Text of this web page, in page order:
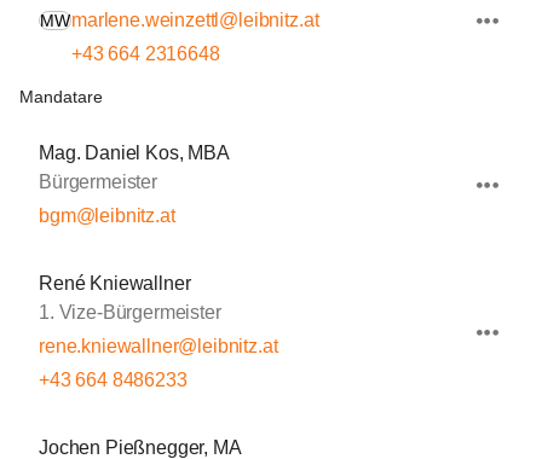
MWmarlene.weinzettl@leibnitz.at
+43 664 2316648
Mandatare
Mag. Daniel Kos, MBA
Bürgermeister
bgm@leibnitz.at
René Kniewallner
1. Vize-Bürgermeister
rene.kniewallner@leibnitz.at
+43 664 8486233
Jochen Pießnegger, MA